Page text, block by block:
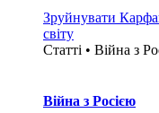
Зруйнувати
світу
Статті • Війна з
Війна з Росією